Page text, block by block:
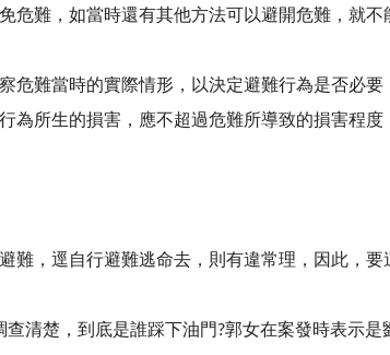
難，如當時還有其他方法可以避開危難，就不
危難當時的實際情形，以決定避難行為是否必要
為所生的損害，應不超過危難所導致的損害程度
，逕自行避難逃命去，則有違常理，因此，要
清楚，到底是誰踩下油門?郭女在案發時表示是